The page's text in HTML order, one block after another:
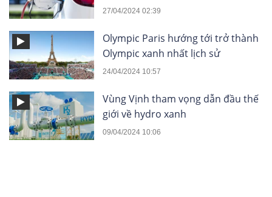
27/04/2024 02:39
Olympic Paris hướng tới trở thành
Olympic xanh nhất lịch sử
24/04/2024 10:57
Vùng Vịnh tham vọng dẫn đầu thế
giới về hydro xanh
09/04/2024 10:06